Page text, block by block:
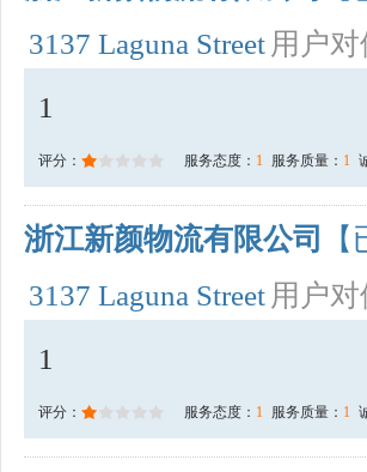
3137 Laguna Street 用户
1
评分： 服务态度： 1 服务质量： 1
浙江新颜物流有限公司
3137 Laguna Street 用户
1
评分： 服务态度： 1 服务质量： 1